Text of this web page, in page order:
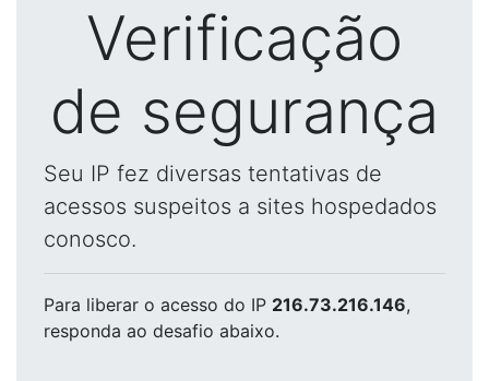
Verificação
de segurança
Seu IP fez diversas tentativas de
acessos suspeitos a sites hospedados
conosco.
Para liberar o acesso do IP 216.73.216.146,
responda ao desafio abaixo.